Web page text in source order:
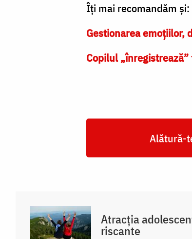
Îți mai recomandăm și:
Gestionarea emoțiilor,
Copilul
Alătură-
Atracția
riscante